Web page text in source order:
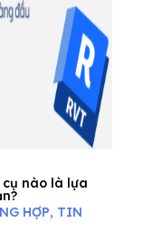
cụ nào là lựa
HỢP, TIN